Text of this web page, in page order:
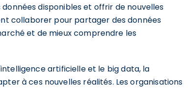
disponibles et offrir de nouvelles
collaborer pour partager des données
et de mieux comprendre les
artificielle et le big data, la
à ces nouvelles réalités. Les organisations